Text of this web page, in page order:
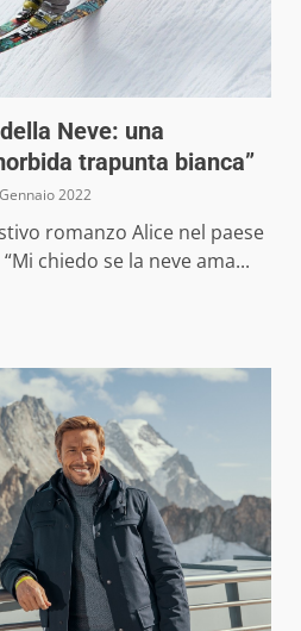
Neve: una
trapunta bianca”
2022
romanzo Alice nel paese
chiedo se la neve ama...